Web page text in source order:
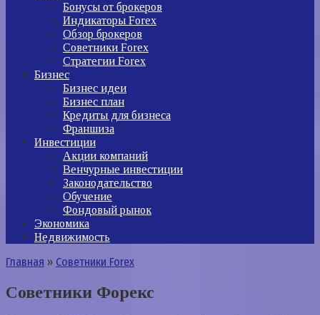
Бонусы от брокеров
Индикаторы Forex
Обзор брокеров
Советники Forex
Стратегии Forex
Бизнес
Бизнес идеи
Бизнес план
Кредиты для бизнеса
Франшиза
Инвестиции
Акции компаний
Венчурные инвестиции
Законодательство
Обучение
Фондовый рынок
Экономика
Недвижимость
Главная » Советники Forex
Советники Форекс